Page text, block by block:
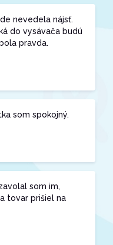
nevedela nájsť.
do vysávača budú
pravda.
som spokojný.
som im,
tovar prišiel na